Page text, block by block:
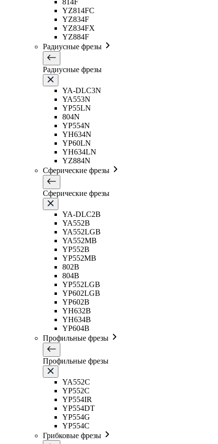
814F
YZ814FC
YZ834F
YZ834FX
YZ884F
Радиусные фрезы
Радиусные фрезы
YA-DLC3N
YA553N
YP55LN
804N
YP554N
YH634N
YP60LN
YH634LN
YZ884N
Сферические фрезы
Сферические фрезы
YA-DLC2B
YA552B
YA552LGB
YA552MB
YP552B
YP552MB
802B
804B
YP552LGB
YP602LGB
YP602B
YH632B
YH634B
YP604B
Профильные фрезы
Профильные фрезы
YA552C
YP552C
YP554IR
YP554DT
YP554G
YP554C
Грибковые фрезы